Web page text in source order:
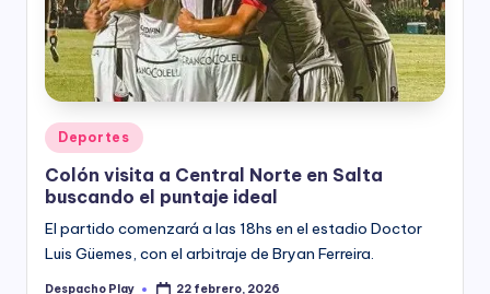
y
Posted
in
Deportes
Colón visita a Central Norte en Salta
buscando el puntaje ideal
El partido comenzará a las 18hs en el estadio Doctor
Luis Güemes, con el arbitraje de Bryan Ferreira.
Despacho Play 22 febrero, 2026